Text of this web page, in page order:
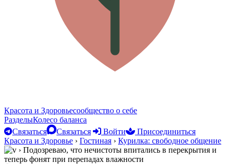
Красота и Здоровьесообщество о себе
РазделыКолесо баланса
Связаться
Связаться Войти
Присоединиться
Красота и Здоровье › Гостиная › Курилка: свободное общение
› Подозреваю, что нечистоты впитались в перекрытия и
теперь фонят при перепадах влажности